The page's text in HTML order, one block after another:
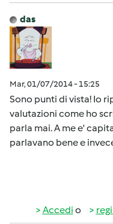
das
Mar, 01/07/2014 - 15:25
Sono punti di vista! Io
valutazioni come ho
parla mai. A me e'
parlavano bene e
Accedi o